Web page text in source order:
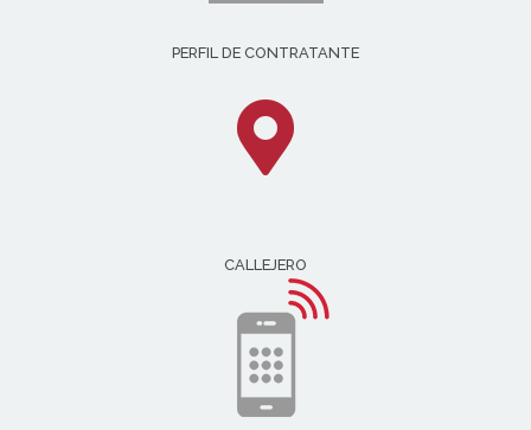
PERFIL DE CONTRATANTE
CALLEJERO